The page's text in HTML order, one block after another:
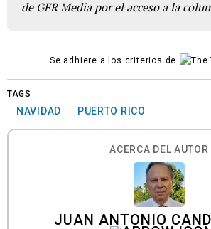
de GFR Media por el acceso a la
Se adhiere a los criterios de
TAGS
NAVIDAD PUERTO RICO
ACERCA DEL AUTOR
JUAN ANTONIO